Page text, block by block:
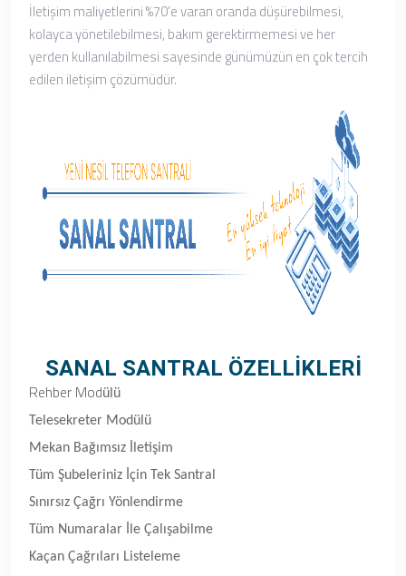
İletişim maliyetlerini %70’e varan oranda düşürebilmesi,
kolayca yönetilebilmesi, bakım gerektirmemesi ve her
yerden kullanılabilmesi sayesinde günümüzün en çok tercih
edilen iletişim çözümüdür.
SANAL SANTRAL ÖZELLİKLERİ
Rehber Modülü
Telesekreter Modülü
Mekan Bağımsız İletişim
Tüm Şubeleriniz İçin Tek Santral
Sınırsız Çağrı Yönlendirme
Tüm Numaralar İle Çalışabilme
Kaçan Çağrıları Listeleme